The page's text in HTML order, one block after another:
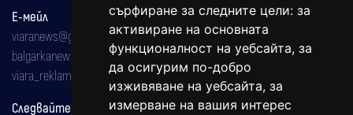
сърфиране за следните цели: за
активиране на основната
функционалност на уебсайта, за
да осигурим по-добро
изживяване на уебсайта, за
измерване на вашия интерес
Е-мейл
viaranews@gmail.com
balgarkanews@gmail.com
viara_reklama@mail.bg
Следвайте ни: